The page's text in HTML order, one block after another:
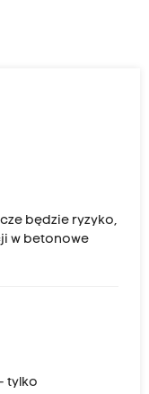
będzie ryzyko,
w betonowe
tylko